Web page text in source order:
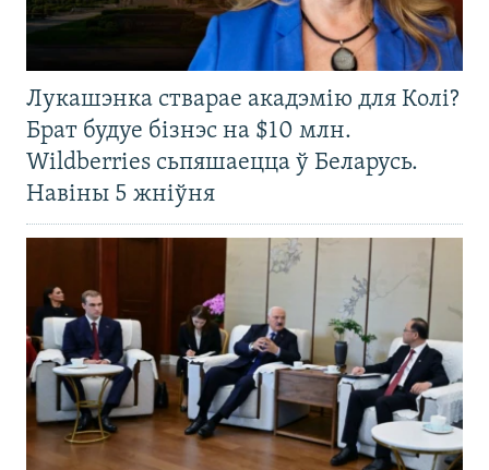
Лукашэнка стварае акадэмію для Колі?
Брат будуе бізнэс на $10 млн.
Wildberries сьпяшаецца ў Беларусь.
Навіны 5 жніўня